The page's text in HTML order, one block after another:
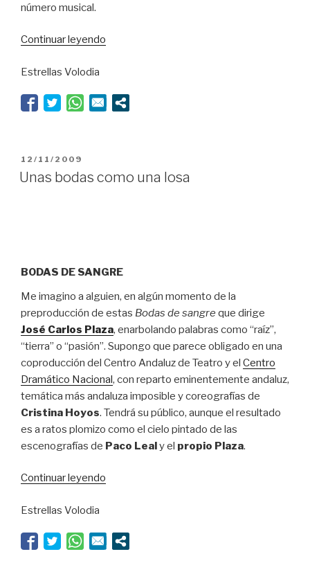
número musical.
Continuar leyendo
Velasco”
Estrellas Volodia
PUBLICADO
EL
12/11/2009
Unas bodas como una losa
BODAS DE SANGRE
Me imagino a alguien, en algún momento de la
preproducción de estas Bodas de sangre que dirige
José Carlos Plaza, enarbolando palabras como “raíz”,
“tierra” o “pasión”. Supongo que parece obligado en una
coproducción del Centro Andaluz de Teatro y el Centro
Dramático Nacional, con reparto eminentemente andaluz,
temática más andaluza imposible y coreografías de
Cristina Hoyos. Tendrá su público, aunque el resultado
es a ratos plomizo como el cielo pintado de las
escenografías de Paco Lealy el propio Plaza.
Continuar leyendo
losa”
Estrellas Volodia